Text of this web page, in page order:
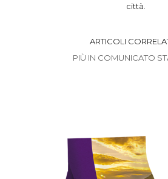
città.
ARTICOLI
PIÙ IN COMUNICATO